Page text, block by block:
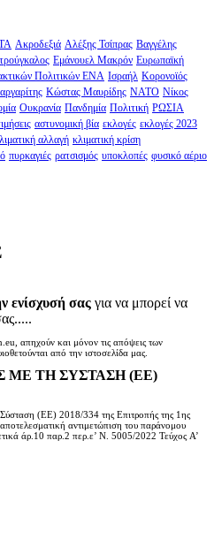
Ακροδεξιά Αλέξης Τσίπρας Βαγγέλης
Εμάνουελ Μακρόν Ευρωπαϊκή
Πολιτικών ΕΝΑ Ισραήλ Κορονοϊός
Κώστας Μαυρίδης ΝΑΤΟ Νίκος
Ουκρανία Πανδημία Πολιτική ΡΩΣΙΑ
αστυνομική βία εκλογές εκλογές 2023
αλλαγή κλιματική κρίση
πυρκαγιές ρατσισμός υποκλοπές φυσικό αέριο
ενίσχυσή σας για να μπορεί να
απηχούν και μόνον τις απόψεις των
από την ιστοσελίδα μας.
ΤΗ ΣΥΣΤΑΣΗ (ΕΕ)
(ΕΕ) 2018/334 της Επιτροπής της 1ης
αντιμετώπιση του παράνομου
άρ.10 παρ.2 περ.ε’ Ν. 5005/2022 Τεύχος A’